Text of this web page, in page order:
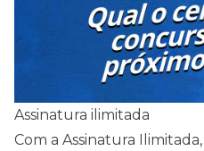
Assinatura ilimitada
Com a Assinatura